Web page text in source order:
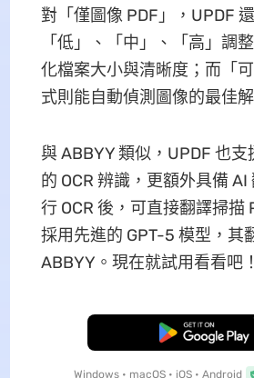
對「僅圖像 PDF」，UPDF
「低」、「中」、「高」調
化檔案大小與清晰度；而「
式則能自動偵測圖像的最佳
與 ABBYY 類似，UPDF 也支
的 OCR 辨識，更額外具備
行 OCR 後，可直接翻譯掃描
採用先進的 GPT-5 模型，其
ABBYY。現在就試用看看吧！
免費下載
Windows • macOS • iOS • Android